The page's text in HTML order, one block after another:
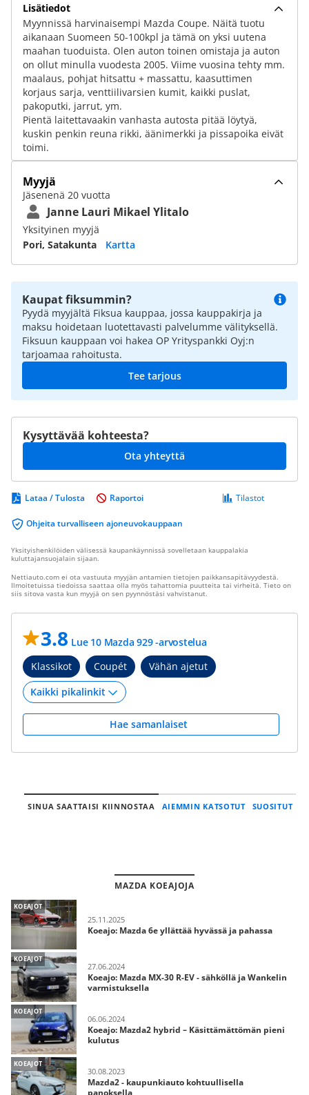
Lisätiedot
Myynnissä harvinaisempi Mazda Coupe. Näitä tuotu
aikanaan Suomeen 50-100kpl ja tämä on yksi uutena
maahan tuoduista. Olen auton toinen omistaja ja auton
on ollut minulla vuodesta 2005. Viime vuosina tehty mm.
maalaus, pohjat hitsattu + massattu, kaasuttimen
korjaus sarja, venttiilivarsien kumit, kaikki puslat,
pakoputki, jarrut, ym.
Pientä laitettavaakin vanhasta autosta pitää löytyä,
kuskin penkin reuna rikki, äänimerkki ja pissapoika eivät
toimi.
Myyjä
Jäsenenä 20 vuotta
Janne Lauri Mikael Ylitalo
Yksityinen myyjä
Pori, Satakunta
Kartta
Kaupat fiksummin?
Pyydä myyjältä Fiksua kauppaa, jossa kauppakirja ja
maksu hoidetaan luotettavasti palvelumme välityksellä.
Fiksuun kauppaan voi hakea OP Yrityspankki Oyj:n
tarjoamaa rahoitusta.
Tee tarjous
Kysyttävää kohteesta?
Ota yhteyttä
Lataa / Tulosta
Ohjeita turvalliseen ajoneuvokauppaan
Tilastot
Raportoi
Yksityishenkilöiden välisessä kaupankäynnissä sovelletaan kauppalakia
kuluttajansuojalain sijaan.
Nettiauto.com ei ota vastuuta myyjän antamien tietojen paikkansapitävyydestä.
Ilmoitetuissa tiedoissa saattaa olla myös tahattomia puutteita tai virheitä. Tieto on
siis sitova vasta kun myyjä on sen pyynnöstäsi vahvistanut.
3.8 Lue 10 Mazda 929 -arvostelua
Klassikot
Coupét Vähän ajetut
Hae samanlaiset
SINUA SAATTAISI KIINNOSTAA AIEMMIN KATSOTUT SUOSITUT
MAZDA KOEAJOJA
KOEAJOT
25.11.2025
Koeajo: Mazda 6e yllättää hyvässä ja pahassa
KOEAJOT
27.06.2024
Koeajo: Mazda MX-30 R-EV - sähköllä ja Wankelin
varmistuksella
KOEAJOT
06.06.2024
Koeajo: Mazda2 hybrid – Käsittämättömän pieni
kulutus
KOEAJOT
30.08.2023
Mazda2 - kaupunkiauto kohtuullisella
panoksella